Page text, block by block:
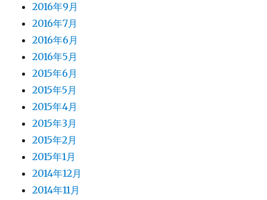
2016年9月
2016年7月
2016年6月
2016年5月
2015年6月
2015年5月
2015年4月
2015年3月
2015年2月
2015年1月
2014年12月
2014年11月